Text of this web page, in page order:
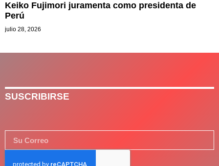
Keiko Fujimori juramenta como presidenta de
Perú
julio 28, 2026
SUSCRIBIRSE